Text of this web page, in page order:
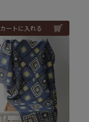
カートに入れる